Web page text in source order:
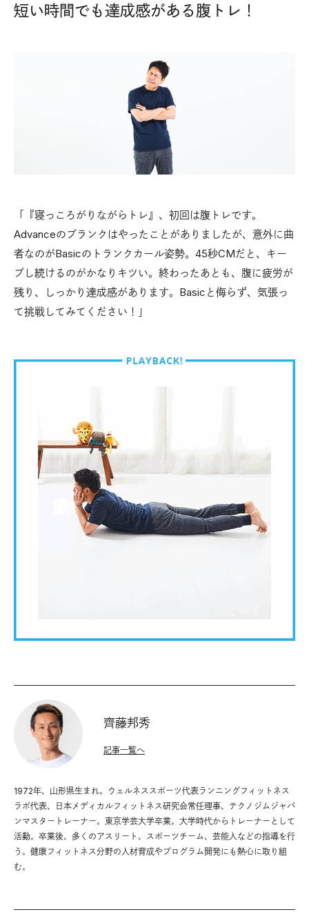
短い時間でも達成感がある腹トレ！
「『寝っころがりながらトレ』、初回は腹トレです。
Advanceのプランクはやったことがありましたが、意外に曲
者なのがBasicのトランクカール姿勢。45秒CMだと、キー
プし続けるのがかなりキツい。終わったあとも、腹に疲労が
残り、しっかり達成感があります。Basicと侮らず、気張っ
て挑戦してみてください！」
齊藤邦秀
1972年、山形県生まれ。ウェルネススポーツ代表ランニングフィットネス
ラボ代表、日本メディカルフィットネス研究会常任理事、テクノジムジャパ
ンマスタートレーナー。東京学芸大学卒業。大学時代からトレーナーとして
活動。卒業後、多くのアスリート、スポーツチーム、芸能人などの指導を行
う。健康フィットネス分野の人材育成やプログラム開発にも熱心に取り組
む。
記事一覧へ